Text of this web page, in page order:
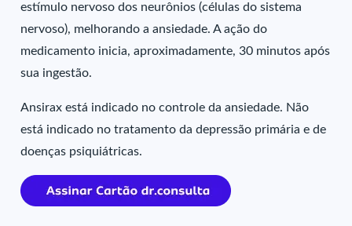
estímulo nervoso dos neurônios (células do sistema
nervoso), melhorando a ansiedade. A ação do
medicamento inicia, aproximadamente, 30 minutos após
sua ingestão.
Ansirax está indicado no controle da ansiedade. Não
está indicado no tratamento da depressão primária e de
doenças psiquiátricas.